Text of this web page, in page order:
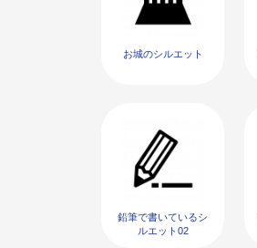
お城のシルエット
鉛筆で書いているシ
ルエット02